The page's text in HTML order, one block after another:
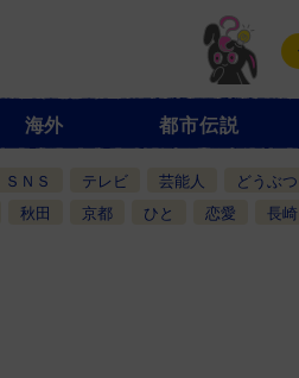
海外 都市伝説
ＳＮＳ テレビ 芸能人 どうぶつ
秋田 京都 ひと 恋愛 長崎